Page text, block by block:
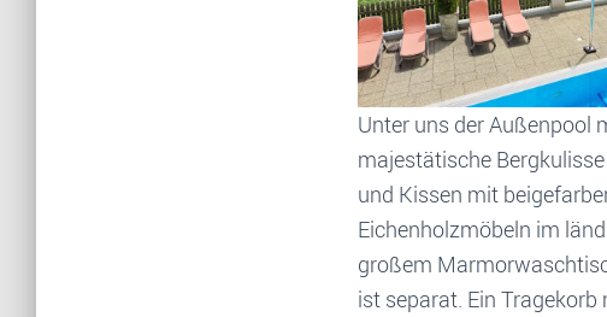
Unter uns der Außenpool
majestätische
und Kissen mit
Eichenholzmöbeln im
großem
ist separat. Ein